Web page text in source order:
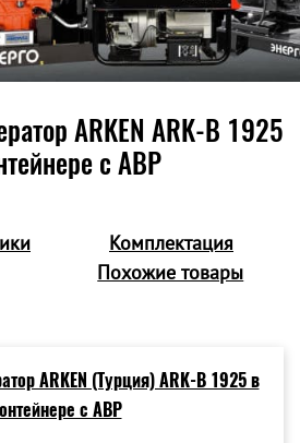
ARKEN ARK-B 1925
c АВР
Комплектация
Похожие товары